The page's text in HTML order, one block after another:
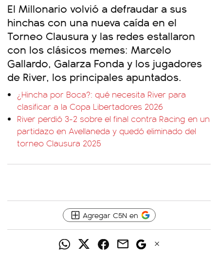
El Millonario volvió a defraudar a sus
hinchas con una nueva caída en el
Torneo Clausura y las redes estallaron
con los clásicos memes: Marcelo
Gallardo, Galarza Fonda y los jugadores
de River, los principales apuntados.
¿Hincha por Boca?: qué necesita River para
clasificar a la Copa Libertadores 2026
River perdió 3-2 sobre el final contra Racing en un
partidazo en Avellaneda y quedó eliminado del
torneo Clausura 2025
Agregar C5N en